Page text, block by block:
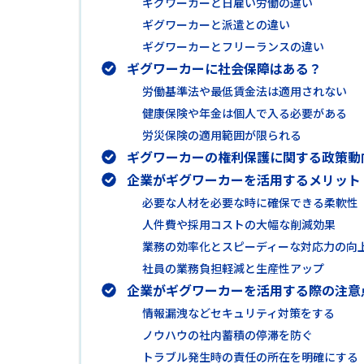
ギグワーカーと派遣との違い
ギグワーカーとフリーランスの違い
ギグワーカーに社会保障はある？
労働基準法や最低賃金法は適用されない
健康保険や年金は個人で入る必要がある
労災保険の適用範囲が限られる
ギグワーカーの権利保護に関する政策動
企業がギグワーカーを活用するメリット
必要な人材を必要な時に確保できる柔軟性
人件費や採用コストの大幅な削減効果
業務の効率化とスピーディーな対応力の向
社員の業務負担軽減と生産性アップ
企業がギグワーカーを活用する際の注意
情報漏洩などセキュリティ対策をする
ノウハウの社内蓄積の停滞を防ぐ
トラブル発生時の責任の所在を明確にする